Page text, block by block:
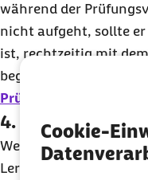
Cookie-
während der
nicht aufgeht, sollte
ist, rechtzeitig mit
beginnen. So hat man
Prüfungsstress
4. Lernstrategie
Wenn sich, zum
Lernstoff erhöht, muss